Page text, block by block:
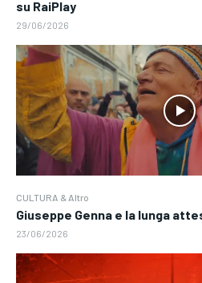
su RaiPlay
29/06/2026
CULTURA & Altro
Giuseppe Genna e la lunga
23/06/2026